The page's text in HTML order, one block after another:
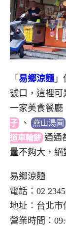
「 易鄉涼麵
號口，這裡可
一家美食餐廳
子
、 燕山湯圓
道車輪餅 通通
量不夠大，絕
易鄉涼麵
電話：02
地址：台北市
營業時間：